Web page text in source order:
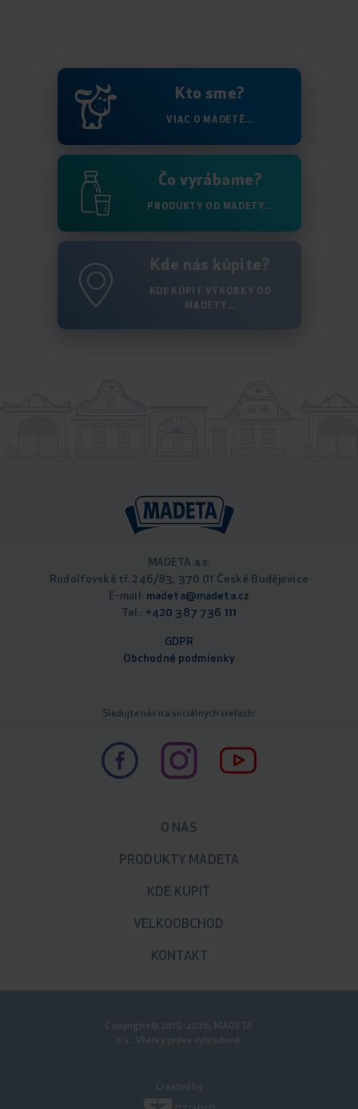
Kto sme?
VIAC O MADETĚ...
Čo vyrábame?
PRODUKTY OD MADETY...
Kde nás kúpite?
KDE KÚPIT VÝROBKY OD
MADETY...
MADETA a.s.
Rudolfovská tř. 246/83, 370 01 České Budějovice
E-mail: madeta@madeta.cz
Tel.: +420 387 736 111
GDPR
Obchodné podmienky
Sledujte nás na sociálnych sieťach:
O NÁS
PRODUKTY MADETA
KDE KÚPIŤ
VELKOOBCHOD
KONTAKT
Copyright © 2019-2026, MADETA
a.s., Všetky práva vyhradené.
Created by